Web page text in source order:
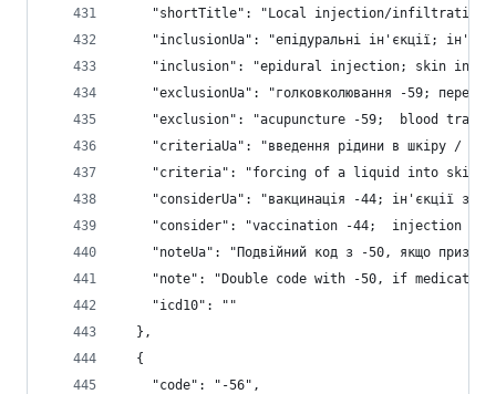
"shortTitle": "Local injection/
"inclusionUa": "епідуральні ін'єкції;
"inclusion": "epidural injection; skin
"exclusionUa": "голковколювання -59;
"exclusion": "acupuncture -59;  blood
"criteriaUa": "введення рідини в шкіру /
"criteria": "forcing of a liquid into skin/
"considerUa": "вакцинація -44; ін'єкції з
"consider": "vaccination -44;  injection
"noteUa": "Подвійний код з -50, якщо
"note": "Double code with -50, if
    "icd10": ""
  },
  {
    "code": "-56",